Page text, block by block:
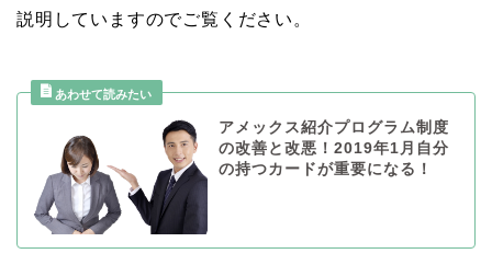
説明していますのでご覧ください。
アメックス紹介プログラム制度
の改善と改悪！2019年1月自分
の持つカードが重要になる！